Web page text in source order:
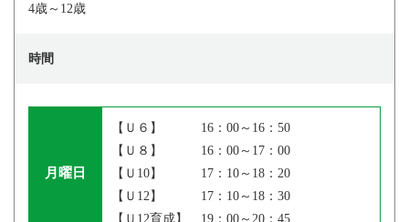
4歳～12歳
時間
月曜日
【Ｕ６】 16：00～16：50
【Ｕ８】 16：00～17：00
【Ｕ10】 17：10～18：20
【Ｕ12】 17：10～18：30
【Ｕ12育成】 19：00～20：45